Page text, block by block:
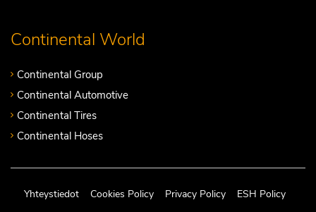
Continental World
Continental Group
Continental Automotive
Continental Tires
Continental Hoses
Yhteystiedot Cookies Policy Privacy Policy ESH Policy